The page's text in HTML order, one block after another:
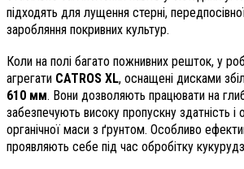
підходять для лущення стерні,
заробляння покривних культур.
Коли на полі багато пожнивних решток, у
агрегати CATROS XL, оснащені дисками
610 мм. Вони дозволяють працювати на
забезпечують високу пропускну здатність і
органічної маси з ґрунтом. Особливо
проявляють себе під час обробітку